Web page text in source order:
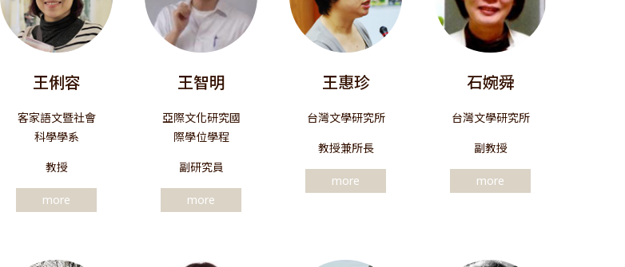
王俐容
客家語文暨社會
科學學系
教授
more
王智明
亞際文化研究國
際學位學程
副研究員
more
王惠珍
台灣文學研究所
教授兼所長
more
石婉舜
台灣文學研究所
副教授
more